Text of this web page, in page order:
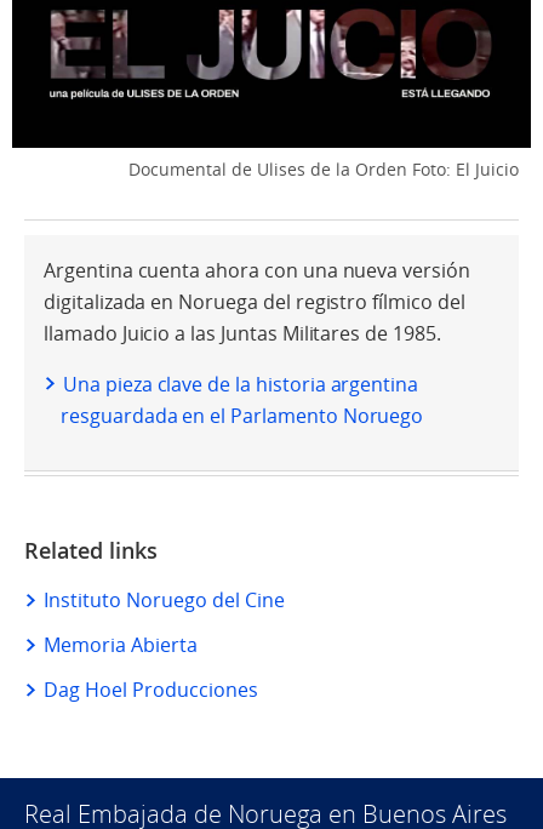
Documental de Ulises de la Orden Foto: El Juicio
Argentina cuenta ahora con una nueva versión
digitalizada en Noruega del registro fílmico del
llamado Juicio a las Juntas Militares de 1985.
Una pieza clave de la historia argentina
resguardada en el Parlamento Noruego
Related links
Instituto Noruego del Cine
Memoria Abierta
Dag Hoel Producciones
Real Embajada de Noruega en Buenos Aires